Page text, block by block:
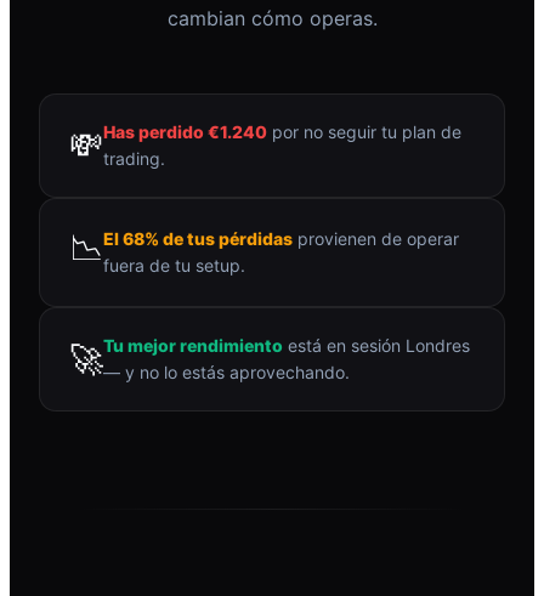
cambian cómo operas.
💸Has perdido €1.240 por no seguir tu plan de
trading.
📉El 68% de tus pérdidas provienen de operar
fuera de tu setup.
🚀Tu mejor rendimiento está en sesión Londres
— y no lo estás aprovechando.